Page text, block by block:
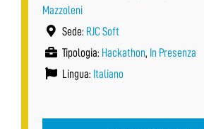
Mazzoleni
Sede: RJC Soft
Tipologia: Hackathon, In Presenza
Lingua: Italiano